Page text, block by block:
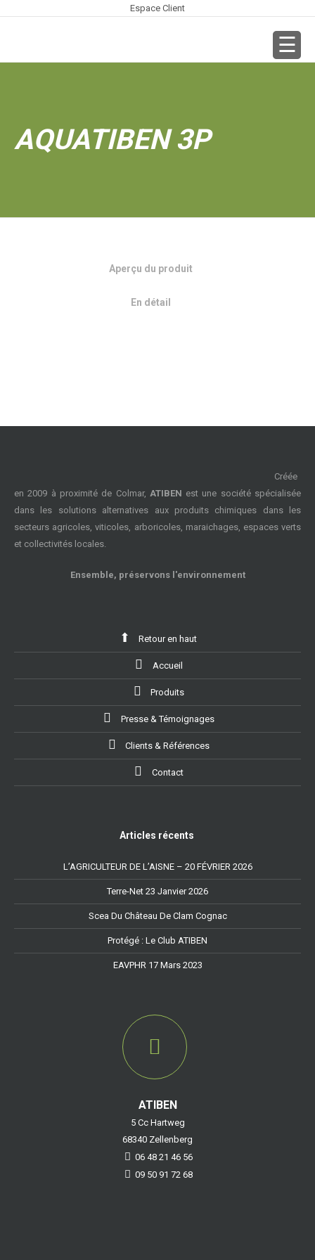
Espace Client
AQUATIBEN 3P
Aperçu du produit
En détail
Créée
en 2009 à proximité de Colmar, ATIBEN est une société spécialisée
dans les solutions alternatives aux produits chimiques dans les
secteurs agricoles, viticoles, arboricoles, maraichages, espaces verts
et collectivités locales.
Ensemble, préservons l'environnement
Retour en haut
Accueil
Produits
Presse & Témoignages
Clients & Références
Contact
Articles récents
L’AGRICULTEUR DE L’AISNE – 20 FÉVRIER 2026
Terre-Net 23 Janvier 2026
Scea Du Château De Clam Cognac
Protégé : Le Club ATIBEN
EAVPHR 17 Mars 2023
ATIBEN
5 Cc Hartweg
68340 Zellenberg
06 48 21 46 56
09 50 91 72 68